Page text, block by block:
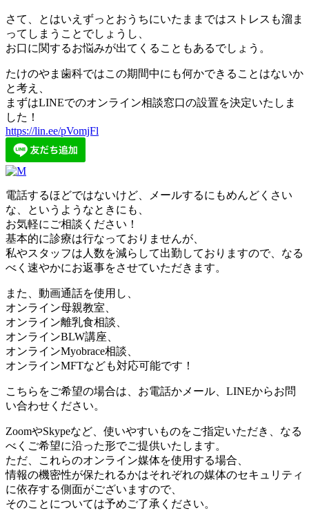
さて、とはいえずっとおうちにいたままではストレスも溜ま
ってしまうことでしょうし、
お口に関するお悩みが出てくることもあるでしょう。
たけのやま歯科ではこの期間中にも何かできることはないか
と考え、
まずはLINEでのオンライン相談窓口の設置を決定いたしま
した！
https://lin.ee/pVomjFl
電話するほどではないけど、メールするにもめんどくさい
な、というようなときにも、
お気軽にご相談ください！
基本的に診療は行なっておりませんが、
私やスタッフは人数を減らして出勤しておりますので、なる
べく速やかにお返事をさせていただきます。
また、動画通話を使用し、
オンライン母親教室、
オンライン離乳食相談、
オンラインBLW講座、
オンラインMyobrace相談、
オンラインMFTなども対応可能です！
こちらをご希望の場合は、お電話かメール、LINEからお問
い合わせください。
ZoomやSkypeなど、使いやすいものをご指定いただき、なる
べくご希望に沿った形でご提供いたします。
ただ、これらのオンライン媒体を使用する場合、
情報の機密性が保たれるかはそれぞれの媒体のセキュリティ
に依存する側面がございますので、
そのことについては予めご了承ください。